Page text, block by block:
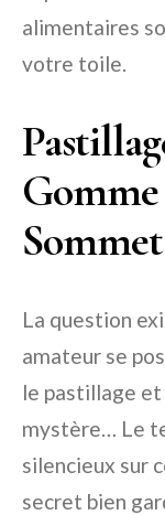
alimentaires
votre toile.
La question
amateur se
le pastillage
mystère… Le
silencieux sur
secret bien